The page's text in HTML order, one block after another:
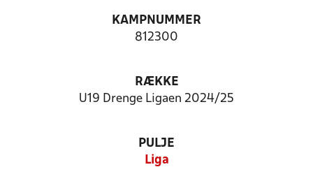
KAMPNUMMER
812300
RÆKKE
U19 Drenge Ligaen 2024/25
PULJE
Liga